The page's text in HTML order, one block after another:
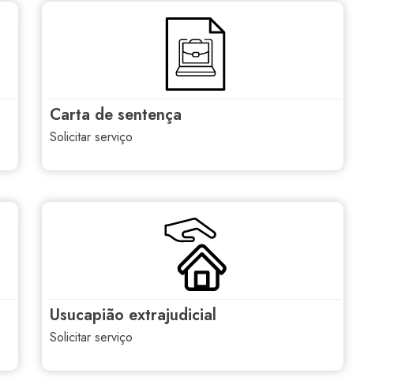
carta de sentença
solicitar serviço
usucapião extrajudicial
solicitar serviço